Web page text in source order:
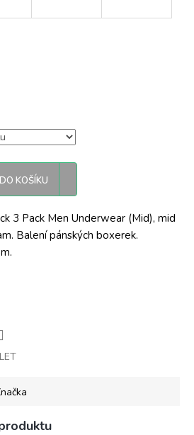
KOŠÍKU
3 Pack Men Underwear (Mid), mid
Balení pánských boxerek.